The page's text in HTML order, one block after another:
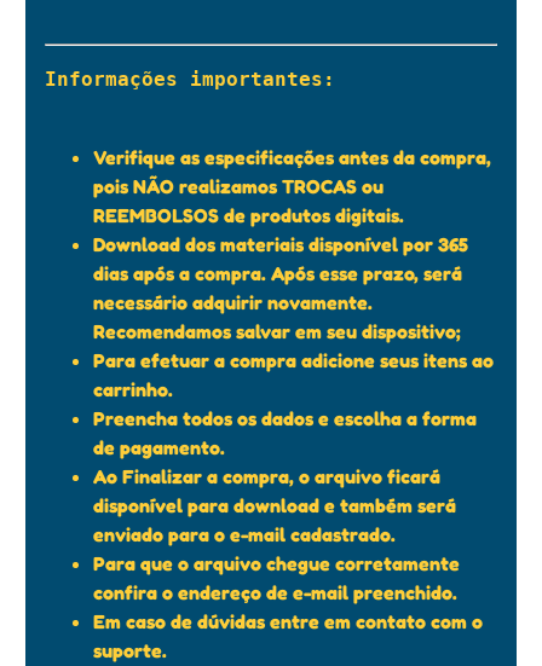
Informações importantes:
Verifique as especificações antes da compra,
pois NÃO realizamos TROCAS ou
REEMBOLSOS de produtos digitais.
Download dos materiais disponível por 365
dias após a compra. Após esse prazo, será
necessário adquirir novamente.
Recomendamos salvar em seu dispositivo;
Para efetuar a compra adicione seus itens ao
carrinho.
Preencha todos os dados e escolha a forma
de pagamento.
Ao Finalizar a compra, o arquivo ficará
disponível para download e também será
enviado para o e-mail cadastrado.
Para que o arquivo chegue corretamente
confira o endereço de e-mail preenchido.
Em caso de dúvidas entre em contato com o
suporte.